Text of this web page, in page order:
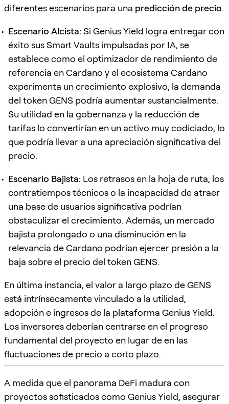
diferentes escenarios para una predicción de precio.
Escenario Alcista: Si Genius Yield logra entregar con
éxito sus Smart Vaults impulsadas por IA, se
establece como el optimizador de rendimiento de
referencia en Cardano y el ecosistema Cardano
experimenta un crecimiento explosivo, la demanda
del token GENS podría aumentar sustancialmente.
Su utilidad en la gobernanza y la reducción de
tarifas lo convertirían en un activo muy codiciado, lo
que podría llevar a una apreciación significativa del
precio.
Escenario Bajista: Los retrasos en la hoja de ruta, los
contratiempos técnicos o la incapacidad de atraer
una base de usuarios significativa podrían
obstaculizar el crecimiento. Además, un mercado
bajista prolongado o una disminución en la
relevancia de Cardano podrían ejercer presión a la
baja sobre el precio del token GENS.
En última instancia, el valor a largo plazo de GENS
está intrínsecamente vinculado a la utilidad,
adopción e ingresos de la plataforma Genius Yield.
Los inversores deberían centrarse en el progreso
fundamental del proyecto en lugar de en las
fluctuaciones de precio a corto plazo.
A medida que el panorama DeFi madura con
proyectos sofisticados como Genius Yield, asegurar